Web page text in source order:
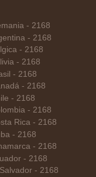
- 2168
- 2168
- 2168
- 2168
- 2168
- 2168
- 2168
- 2168
Rica - 2168
- 2168
- 2168
- 2168
- 2168